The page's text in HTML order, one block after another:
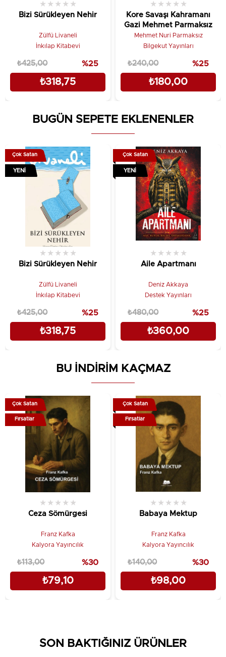
Bizi Sürükleyen Nehir
★ ★ ★ ★ ★
Zülfü Livaneli
İnkılap Kitabevi
₺318,75
₺425,00 %25
Kore Savaşı Kahramanı
Gazi Mehmet Parmaksız
★ ★ ★ ★ ★
Mehmet Nuri Parmaksız
Bilgekut Yayınları
₺180,00
₺240,00 %25
BUGÜN SEPETE EKLENENLER
Bizi Sürükleyen Nehir
★ ★ ★ ★ ★
Zülfü Livaneli
İnkılap Kitabevi
₺318,75
₺425,00 %25
Çok Satan
YENI
Aile Apartmanı
★ ★ ★ ★ ★
Deniz Akkaya
Destek Yayınları
₺360,00
₺480,00 %25
Çok Satan
YENI
BU İNDİRİM KAÇMAZ
Ceza Sömürgesi
★ ★ ★ ★ ★
Franz Kafka
Kalyora Yayıncılık
₺79,10
₺113,00 %30
Çok Satan
Fırsatlar
Babaya Mektup
★ ★ ★ ★ ★
Franz Kafka
Kalyora Yayıncılık
₺98,00
₺140,00 %30
Çok Satan
Fırsatlar
SON BAKTIĞINIZ ÜRÜNLER